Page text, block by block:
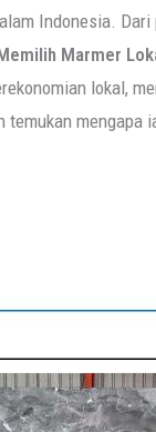
Indonesia.
Marmer
lokal,
temukan mengapa